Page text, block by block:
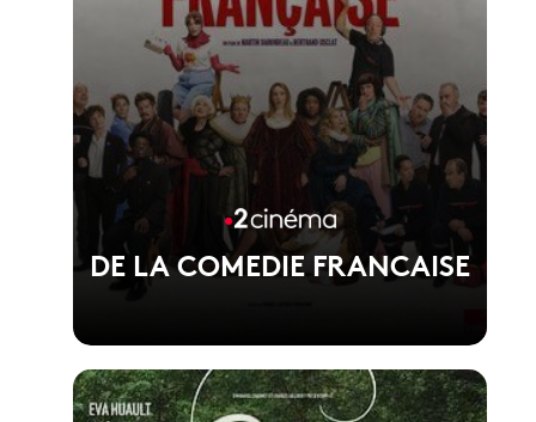
DE LA COMEDIE FRANCAISE